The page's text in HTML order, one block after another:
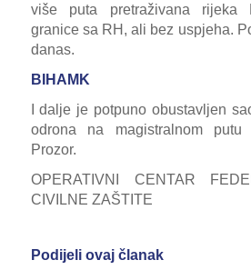
više puta pretraživana rijeka
granice sa RH, ali bez uspjeha.
danas.
BIHAMK
I dalje je potpuno obustavljen
odrona na magistralnom putu
Prozor.
OPERATIVNI CENTAR
CIVILNE ZAŠTITE
Podijeli ovaj članak